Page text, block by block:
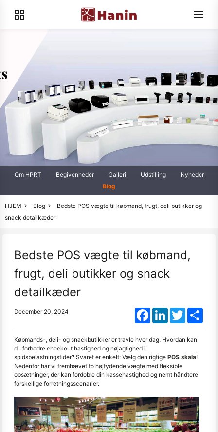
Om HPRT Begivenheder Galleri Udstilling
Nyheder
Blog
HJEM Blog
Bedste POS vægte til købmand, frugt, deli butikker og
snack detailkæder
Bedste POS vægte til købmand,
frugt, deli butikker og snack
detailkæder
December 20, 2024 FacebookLinkedInTwitter
Købmands-, deli- og snackbutikker er travle hver dag. Hvordan kan
du forbedre checkout hastighed og nøjagtighed i
spidsbelastningstider? Svaret er enkelt: Vælg den rigtige POS skala!
Nedenfor har vi fremhævet to højtydende vægte med fleksible
opsætninger, der kan fordoble din kassehastighed og nemt håndtere
forskellige forretningsscenarier.